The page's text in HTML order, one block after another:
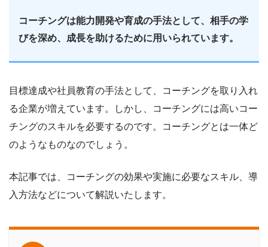
コーチングは能力開発や育成の手法として、相手の学
びを深め、成長を助けるために用いられています。
目標達成や社員教育の手法として、コーチングを取り入れ
る企業が増えています。しかし、コーチングには高いコー
チングのスキルを必要するのです。コーチングとは一体ど
のようなものなのでしょう。
本記事では、コーチングの効果や実施に必要なスキル、導
入方法などについて解説いたします。